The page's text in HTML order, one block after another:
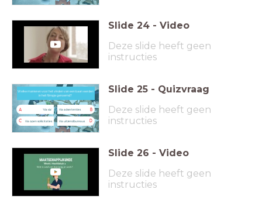
Slide 24 - Video
Deze slide heeft geen
instructies
Welke manieren voor het vinden van een baan werden
in het filmpje genoemd?
A 'Via via' B
Via advertenties
C Via open sollicitaties D
Via uitzendbureaus
Slide 25 - Quizvraag
Deze slide heeft geen
instructies
Slide 26 - Video
Deze slide heeft geen
instructies